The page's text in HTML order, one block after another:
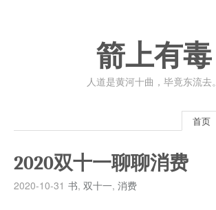
箭上有毒
人道是黄河十曲，毕竟东流去。
首页
2020双十一聊聊消费
2020-10-31 书, 双十一, 消费